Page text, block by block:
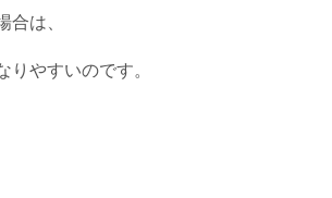
合は、
りやすいのです。